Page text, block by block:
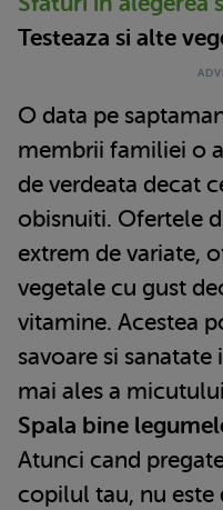
Testeaza si alte
O data pe
membrii familiei o
de verdeata decat
obisnuiti. Ofertele
extrem de variate,
vegetale cu gust
vitamine. Acestea
savoare si
mai ales a
Spala bine
Atunci cand
copilul tau, nu este